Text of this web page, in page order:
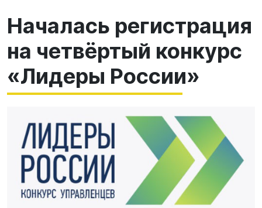
Началась регистрация
на четвёртый конкурс
«Лидеры России»